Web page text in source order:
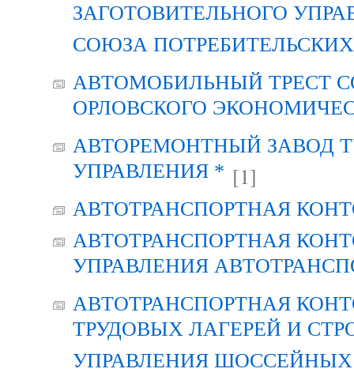
ЗАГОТОВИТЕЛЬНОГО
СОЮЗА
АВТОМОБИЛЬНЫЙ ТРЕСТ
ОРЛОВСКОГО
АВТОРЕМОНТНЫЙ ЗАВОД
УПРАВЛЕНИЯ * [1]
АВТОТРАНСПОРТНАЯ
АВТОТРАНСПОРТНАЯ
УПРАВЛЕНИЯ
АВТОТРАНСПОРТНАЯ
ТРУДОВЫХ ЛАГЕРЕЙ И
УПРАВЛЕНИЯ